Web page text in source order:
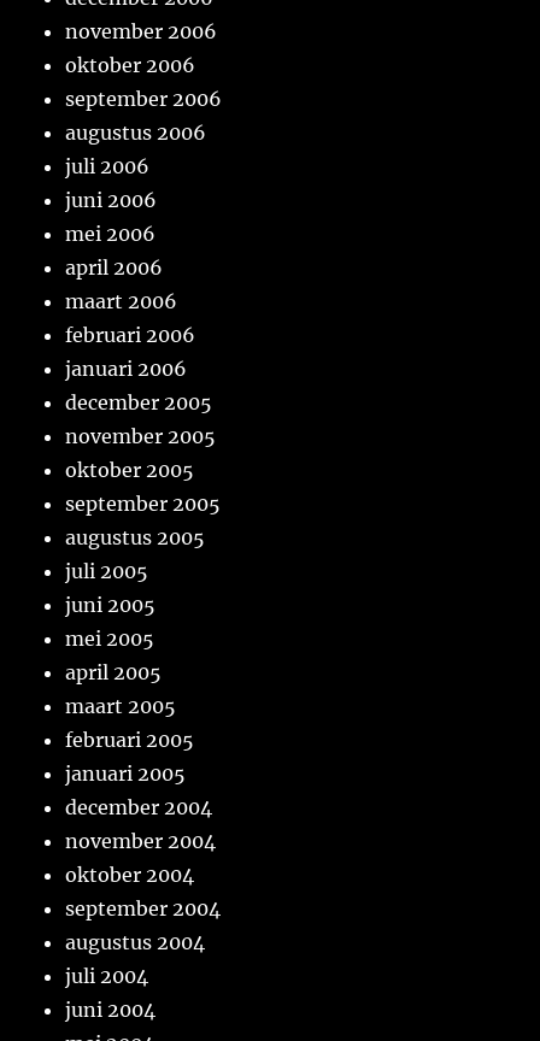
november 2006
oktober 2006
september 2006
augustus 2006
juli 2006
juni 2006
mei 2006
april 2006
maart 2006
februari 2006
januari 2006
december 2005
november 2005
oktober 2005
september 2005
augustus 2005
juli 2005
juni 2005
mei 2005
april 2005
maart 2005
februari 2005
januari 2005
december 2004
november 2004
oktober 2004
september 2004
augustus 2004
juli 2004
juni 2004